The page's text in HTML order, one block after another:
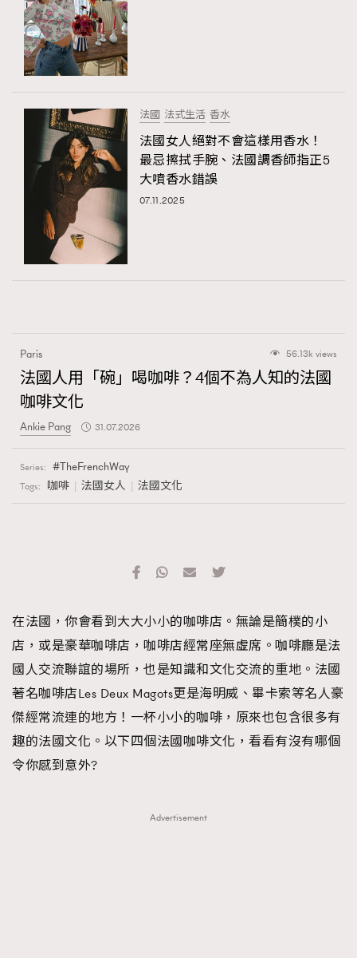
法國 法式生活 香水
法國女人絕對不會這樣用香水！
最忌擦拭手腕、法國調香師指正5
大噴香水錯誤
07.11.2025
Paris 56.13k views
法國人用「碗」喝咖啡？4個不為人知的法國
咖啡文化
Ankie Pang 31.07.2026
Series: TheFrenchWay
Tags: 咖啡 法國女人 法國文化
在法國，你會看到大大小小的咖啡店。無論是簡樸的小
店，或是豪華咖啡店，咖啡店經常座無虛席。咖啡廳是法
國人交流聯誼的場所，也是知識和文化交流的重地。法國
著名咖啡店Les Deux Magots更是海明威、畢卡索等名人豪
傑經常流連的地方！一杯小小的咖啡，原來也包含很多有
趣的法國文化。以下四個法國咖啡文化，看看有沒有哪個
令你感到意外?
Advertisement